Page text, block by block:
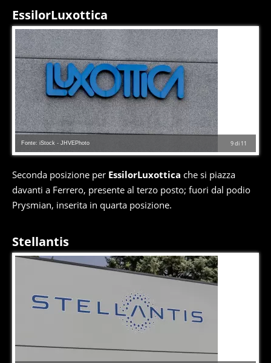
EssilorLuxottica
9di 11
Fonte: iStock - JHVEPhoto
Seconda posizione per EssilorLuxottica che si piazza
davanti a Ferrero, presente al terzo posto; fuori dal podio
Prysmian, inserita in quarta posizione.
Stellantis